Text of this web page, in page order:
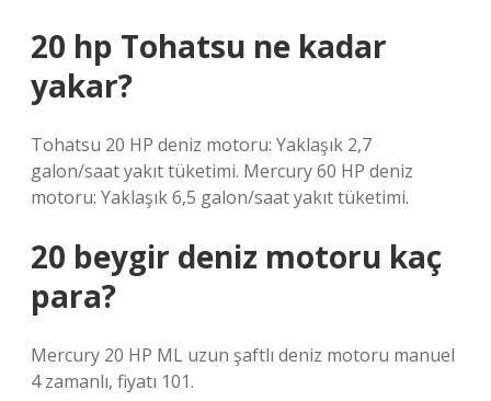
20 hp Tohatsu ne kadar
yakar?
Tohatsu 20 HP deniz motoru: Yaklaşık 2,7
galon/saat yakıt tüketimi. Mercury 60 HP deniz
motoru: Yaklaşık 6,5 galon/saat yakıt tüketimi.
20 beygir deniz motoru kaç
para?
Mercury 20 HP ML uzun şaftlı deniz motoru manuel
4 zamanlı, fiyatı 101.